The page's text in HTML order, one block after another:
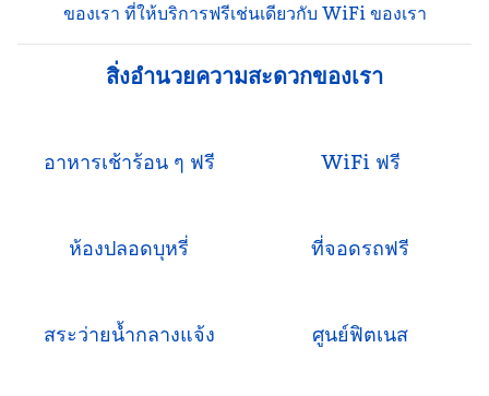
ของเรา ที่ให้บริการฟรีเช่นเดียวกับ WiFi ของเรา
สิ่งอํานวยความสะดวกของเรา
อาหารเช้าร้อน ๆ ฟรี WiFi ฟรี
ห้องปลอดบุหรี่ ที่จอดรถฟรี
สระว่ายน้ำกลางแจ้ง ศูนย์ฟิตเนส